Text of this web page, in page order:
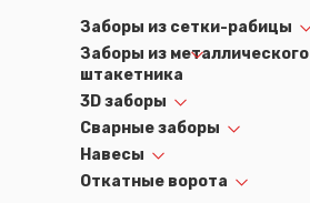
Заборы из сетки-рабицы
Заборы из металлического
штакетника
3D заборы
Сварные заборы
Навесы
Откатные ворота